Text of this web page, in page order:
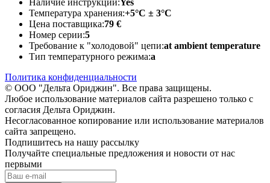
Температура хранения:+5°C ± 3°C
Цена поставщика:79 €
Номер серии:5
Требование к "холодовой" цепи:at ambient temperature
Тип температурного режима:a
Политика конфиденциальности
© ООО "Дельта Ориджин". Все права защищены.
Любое использование материалов сайта разрешено только с
согласия Дельта Ориджин.
Несогласованное копирование или использование материалов
сайта запрещено.
Подпишитесь на нашу рассылку
Получайте специальные предложения и новости от нас
первыми